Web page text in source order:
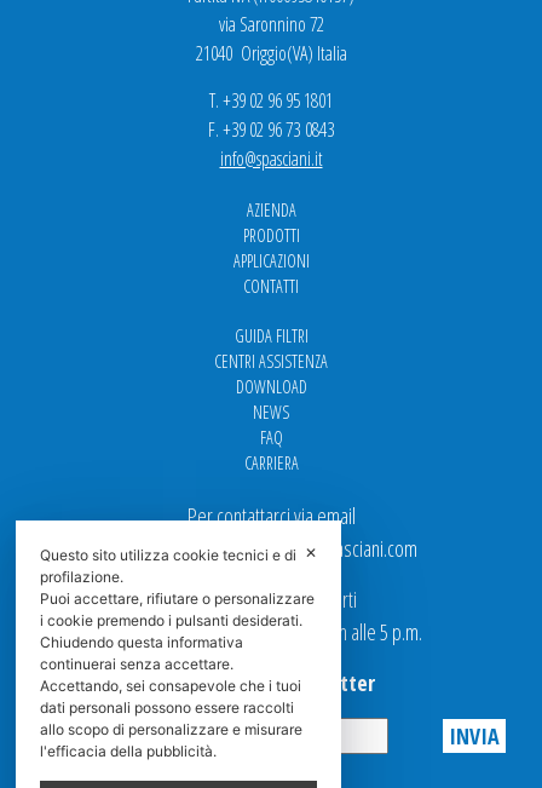
via Saronnino 72
21040 Origgio(VA) Italia
T. +39 02 96 95 1801
F. +39 02 96 73 0843
info@spasciani.it
AZIENDA
PRODOTTI
APPLICAZIONI
CONTATTI
GUIDA FILTRI
CENTRI ASSISTENZA
DOWNLOAD
NEWS
FAQ
CARRIERA
Per contattarci via email
Ufficio Vendite: italy.sales@spasciani.com
I nostri uffici sono aperti
dal Lunedi al Venerdi dalle 9 a.m alle 5 p.m.
Iscriviti alla Newsletter
Privacy
✕
Questo sito utilizza cookie tecnici e di
profilazione.
Puoi accettare, rifiutare o personalizzare
i cookie premendo i pulsanti desiderati.
Chiudendo questa informativa
continuerai senza accettare.
Accettando, sei consapevole che i tuoi
dati personali possono essere raccolti
allo scopo di personalizzare e misurare
l'efficacia della pubblicità.